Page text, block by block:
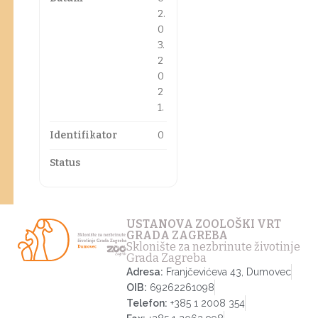
2.
0
3.
2
0
2
1.
Identifikator 0
Status
USTANOVA ZOOLOŠKI VRT
GRADA ZAGREBA
Sklonište za nezbrinute životinje
Grada Zagreba
Adresa: Franjčevićeva 43, Dumovec
OIB: 69262261098
Telefon: +385 1 2008 354